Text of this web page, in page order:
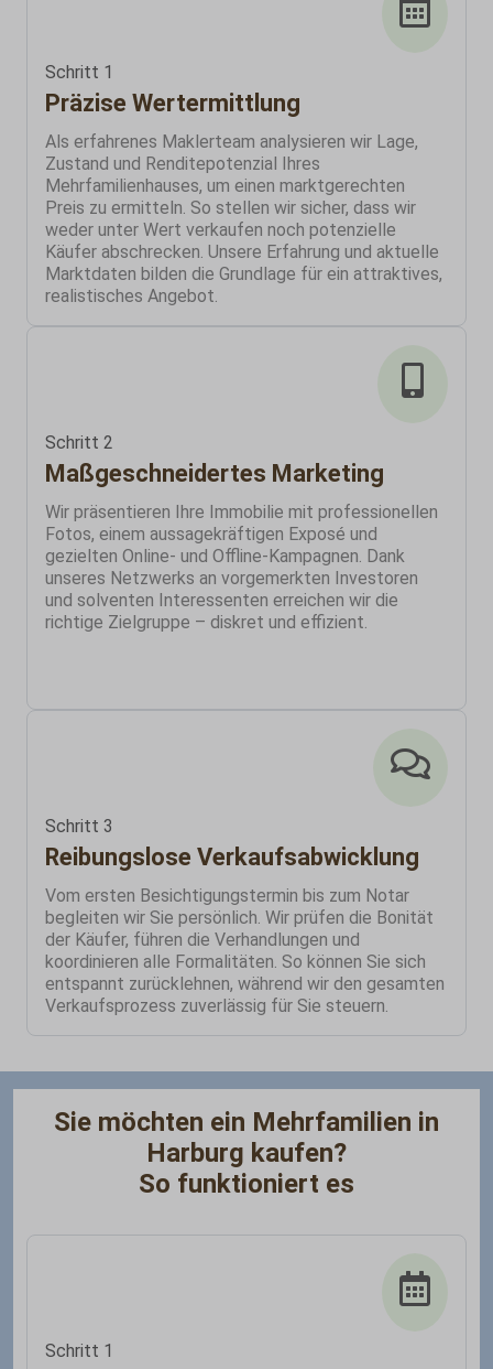
Schritt 1
Präzise Wertermittlung
Als erfahrenes Maklerteam analysieren wir Lage,
Zustand und Renditepotenzial Ihres
Mehrfamilienhauses, um einen marktgerechten
Preis zu ermitteln. So stellen wir sicher, dass wir
weder unter Wert verkaufen noch potenzielle
Käufer abschrecken. Unsere Erfahrung und aktuelle
Marktdaten bilden die Grundlage für ein attraktives,
realistisches Angebot.
Schritt 2
Maßgeschneidertes Marketing
Wir präsentieren Ihre Immobilie mit professionellen
Fotos, einem aussagekräftigen Exposé und
gezielten Online- und Offline-Kampagnen. Dank
unseres Netzwerks an vorgemerkten Investoren
und solventen Interessenten erreichen wir die
richtige Zielgruppe – diskret und effizient.
Schritt 3
Reibungslose Verkaufsabwicklung
Vom ersten Besichtigungstermin bis zum Notar
begleiten wir Sie persönlich. Wir prüfen die Bonität
der Käufer, führen die Verhandlungen und
koordinieren alle Formalitäten. So können Sie sich
entspannt zurücklehnen, während wir den gesamten
Verkaufsprozess zuverlässig für Sie steuern.
Sie möchten ein Mehrfamilien in
Harburg kaufen?
So funktioniert es
Schritt 1